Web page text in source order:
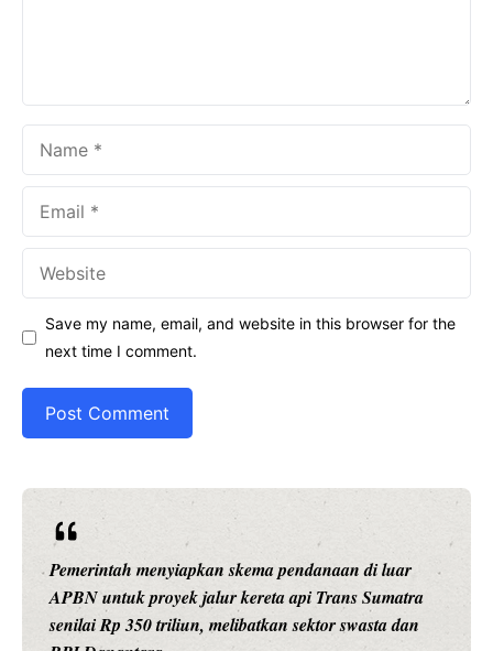
Save my name, email, and website in this browser for the
next time I comment.
pendanaan di luar
api Trans Sumatra
sektor swasta dan
Ariston Indonesia
pintar dengan konektivitas
presisi 1 derajat Celsius, dan